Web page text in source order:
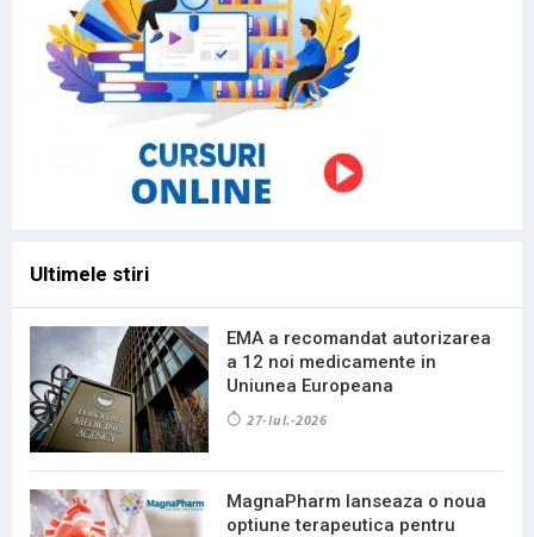
Ultimele stiri
EMA a recomandat autorizarea
a 12 noi medicamente in
Uniunea Europeana
27-Iul.-2026
MagnaPharm lanseaza o noua
optiune terapeutica pentru